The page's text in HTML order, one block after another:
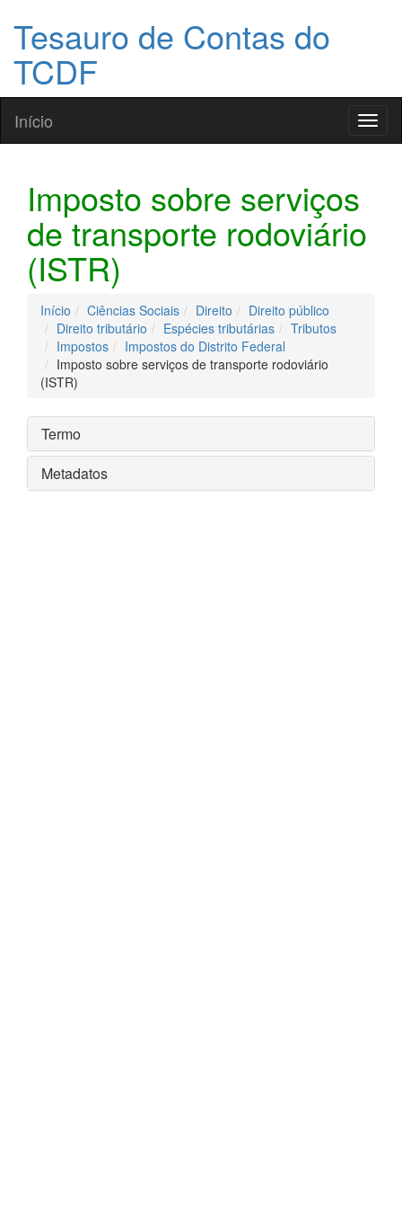
Tesauro de Contas do
TCDF
Início
Imposto sobre serviços
de transporte rodoviário
(ISTR)
Início Ciências Sociais Direito
Direito público
Direito tributário
Espécies tributárias
Tributos
Impostos
Impostos do Distrito Federal
Imposto sobre serviços de transporte rodoviário
(ISTR)
Termo
Metadatos